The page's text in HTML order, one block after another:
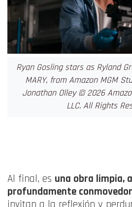
Ryan Gosling stars as Ryland
MARY, from Amazon MGM
Jonathan Olley © 2026
LLC. All Rights
Al final, es una obra limpia,
profundamente
invitan a la reflexión y